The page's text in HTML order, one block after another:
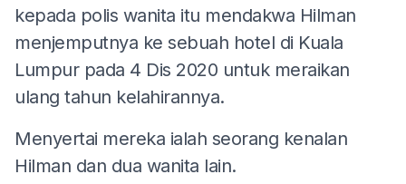
kepada polis wanita itu mendakwa Hilman
menjemputnya ke sebuah hotel di Kuala
Lumpur pada 4 Dis 2020 untuk meraikan
ulang tahun kelahirannya.
Menyertai mereka ialah seorang kenalan
Hilman dan dua wanita lain.